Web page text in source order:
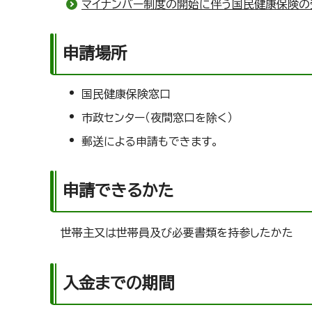
マイナンバー制度の開始に伴う国民健康保険
申請場所
国民健康保険窓口
市政センター（夜間窓口を除く）
郵送による申請もできます。
申請できるかた
世帯主又は世帯員及び必要書類を持参したかた
入金までの期間